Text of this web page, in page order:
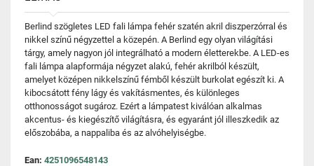
Berlind szögletes LED fali lámpa fehér szatén akril diszperzórral és
nikkel színű négyzettel a közepén. A Berlind egy olyan világítási
tárgy, amely nagyon jól integrálható a modern életterekbe. A LED-es
fali lámpa alapformája négyzet alakú, fehér akrilból készült,
amelyet középen nikkelszínű fémből készült burkolat egészít ki. A
kibocsátott fény lágy és vakításmentes, és különleges
otthonosságot sugároz. Ezért a lámpatest kiválóan alkalmas
akcentus- és kiegészítő világításra, és egyaránt jól illeszkedik az
előszobába, a nappaliba és az alvóhelyiségbe.
Ean: 4251096548143